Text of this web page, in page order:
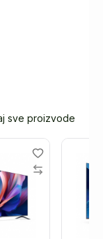
bela
sve proizvode